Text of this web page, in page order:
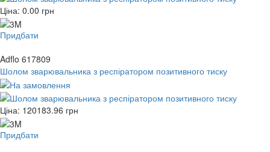
Ціна: 0.00 грн
Придбати
Adflo 617809
Шолом зварювальника з респіратором позитивного тиску
Ціна: 120183.96 грн
Придбати